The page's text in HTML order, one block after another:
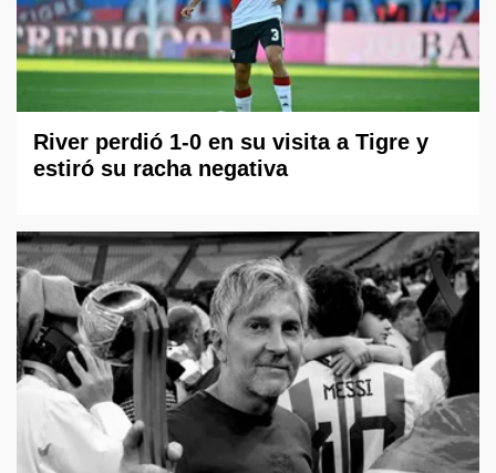
River perdió 1-0 en su visita a Tigre y
estiró su racha negativa